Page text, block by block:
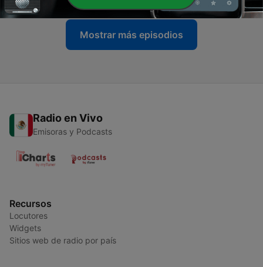
Mostrar más episodios
Radio en Vivo
Emisoras y Podcasts
Recursos
Locutores
Widgets
Sitios web de radio por país